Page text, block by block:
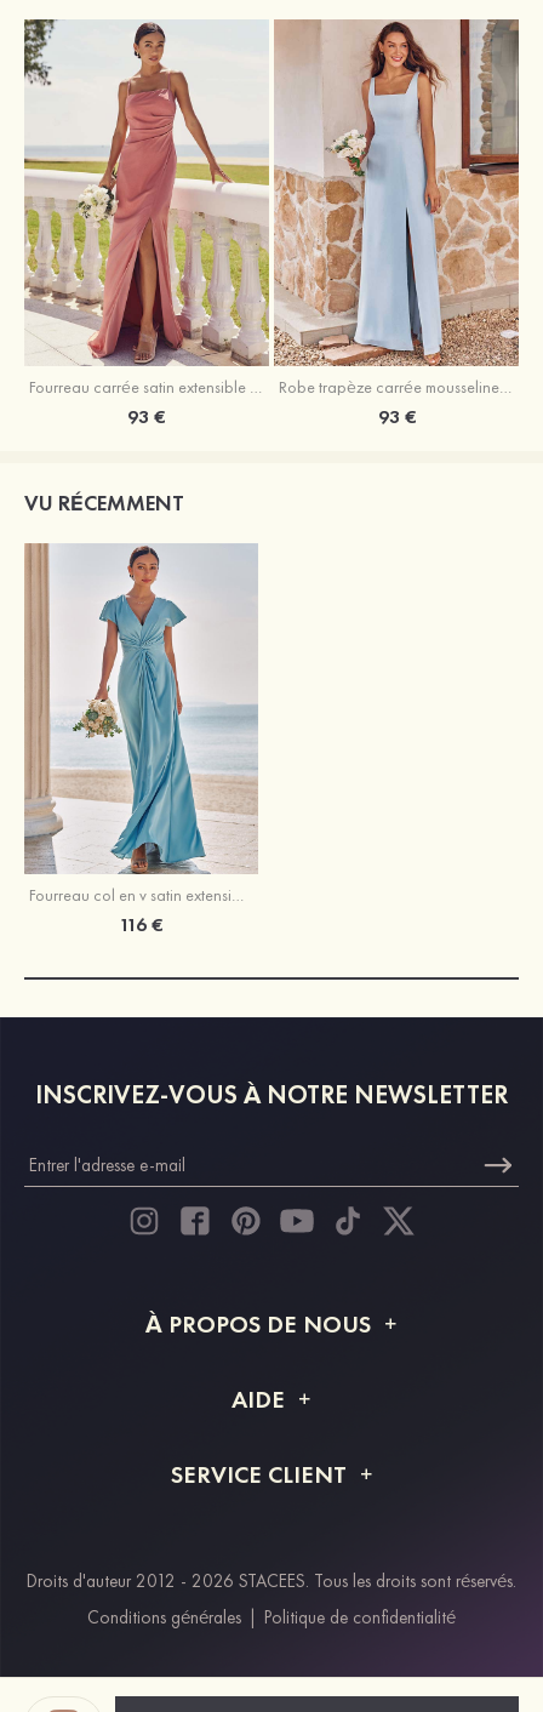
Fourreau carrée satin extensible ras du sol robe de demoiselle d'honneur
93 €
Robe trapèze carrée mousseline ras du sol robe de demoiselle d'honneur
93 €
VU RÉCEMMENT
Fourreau col en v satin extensible ras du sol robe de demoiselle d'honneur
116 €
INSCRIVEZ-VOUS À NOTRE NEWSLETTER
À PROPOS DE NOUS
Livraison
AIDE
Retour et remboursement
SERVICE CLIENT
Modes de paiement
Klarna
Paypal
Droits d'auteur 2012 - 2026 STACEES. Tous les droits sont réservés.
Conditions générales
Politique de confidentialité